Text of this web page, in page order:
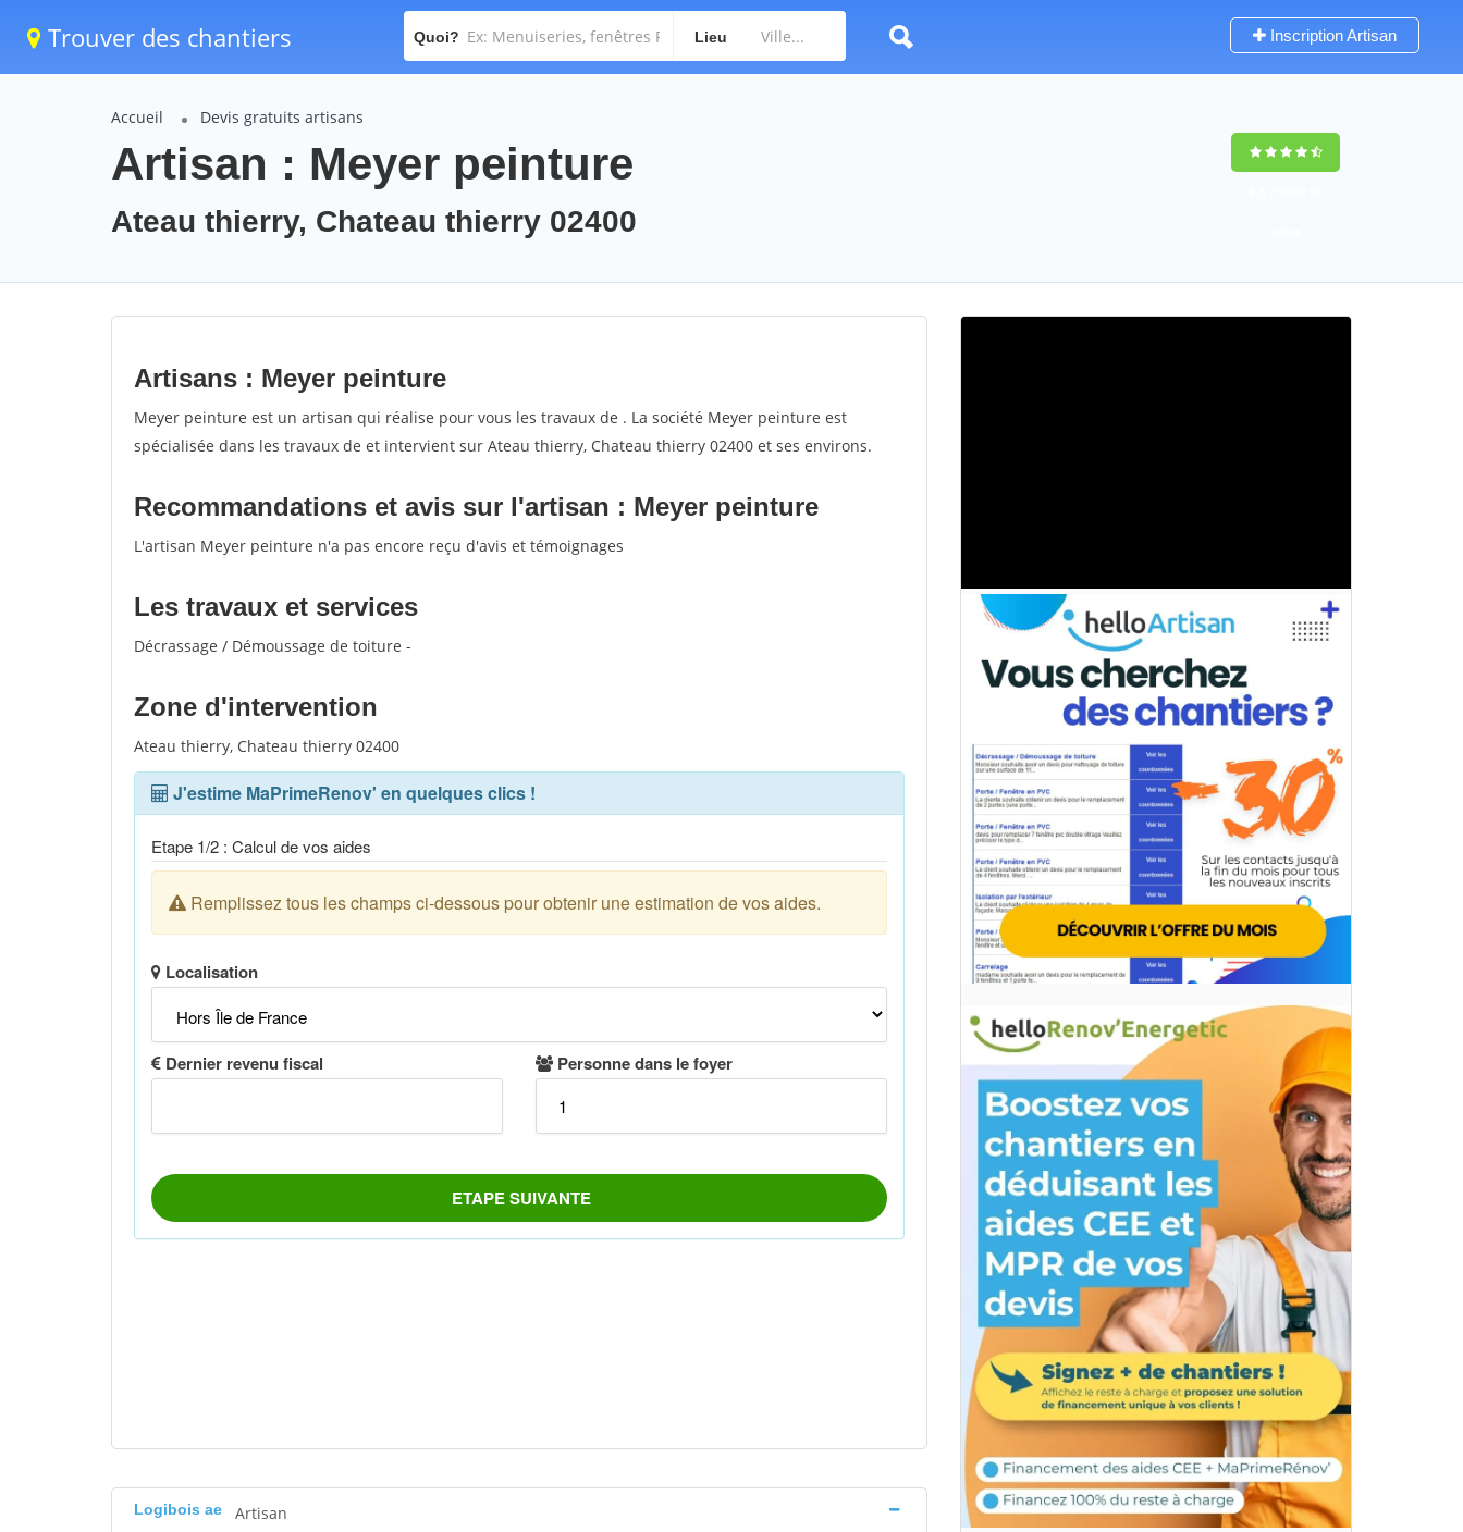
Trouver des chantiers Quoi? Lieu Inscription Artisan
Accueil Devis gratuits artisans
Artisan : Meyer peinture
Ateau thierry, Chateau thierry 02400
Artisans : Meyer peinture
Meyer peinture est un artisan qui réalise pour vous les travaux de . La société Meyer peinture est
spécialisée dans les travaux de et intervient sur Ateau thierry, Chateau thierry 02400 et ses environs.
Recommandations et avis sur l'artisan : Meyer peinture
L'artisan Meyer peinture n'a pas encore reçu d'avis et témoignages
Les travaux et services
Décrassage / Démoussage de toiture -
Zone d'intervention
Ateau thierry, Chateau thierry 02400
Logibois ae Artisan